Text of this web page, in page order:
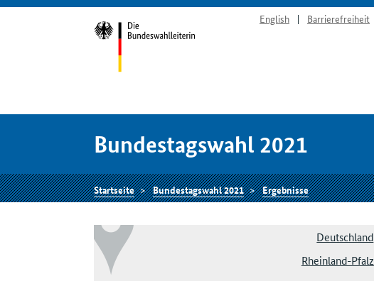
English Barrierefreiheit
Bundestagswahl 2021
Startseite Bundestagswahl 2021 Ergebnisse
Deutschland
Rheinland-Pfalz